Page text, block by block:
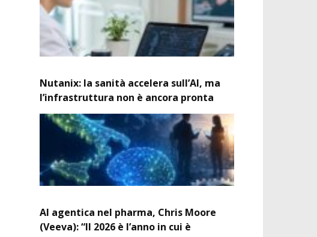
Nutanix: la sanità accelera sull’AI, ma
l’infrastruttura non è ancora pronta
AI agentica nel pharma, Chris Moore
(Veeva): “Il 2026 è l’anno in cui è